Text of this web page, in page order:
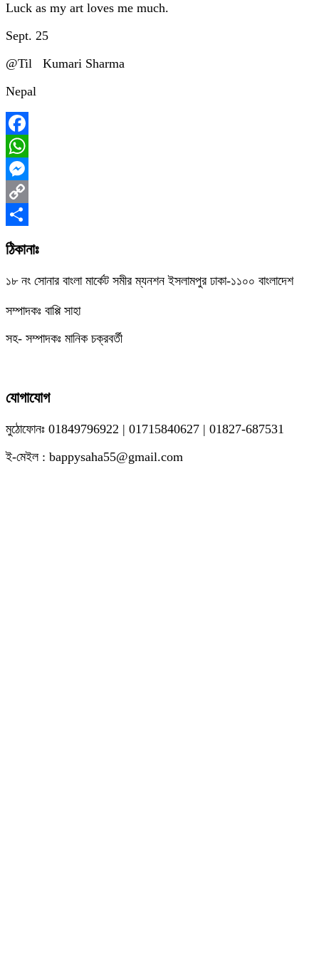
Luck as my art loves me much.
Sept. 25
@Til Kumari Sharma
Nepal
Facebook
WhatsApp
Messenger
Copy
Link
Share
ঠিকানাঃ
১৮ নং সোনার বাংলা মার্কেট সমীর ম্যনশন ইসলামপুর ঢাকা-১১০০ বাংলাদেশ
সম্পাদকঃ বাপ্পি সাহা
সহ- সম্পাদকঃ মানিক চক্রবর্তী
যোগাযোগ
মুঠোফোনঃ 01849796922 | 01715840627 | 01827-687531
ই-মেইল : bappysaha55@gmail.com